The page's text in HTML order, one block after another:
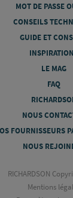
MOT DE PASSE
CONSEILS
GUIDE ET
LE MAG
FAQ
NOUS
FOURNISSEURS
NOUS
RICHARDSON
Mentions